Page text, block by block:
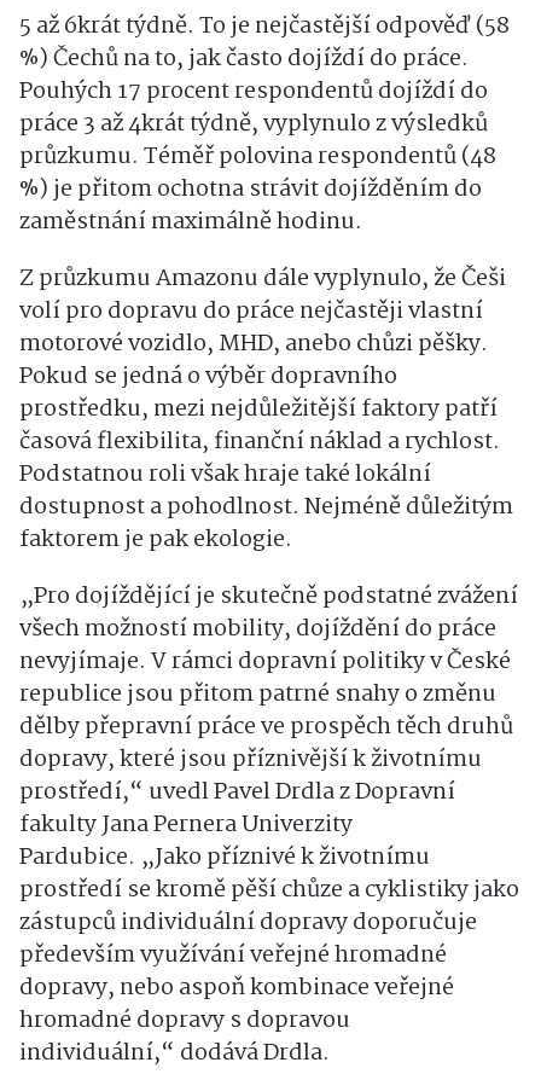
5 až 6krát týdně. To je nejčastější odpověď (58
%) Čechů na to, jak často dojíždí do práce.
Pouhých 17 procent respondentů dojíždí do
práce 3 až 4krát týdně, vyplynulo z výsledků
průzkumu. Téměř polovina respondentů (48
%) je přitom ochotna strávit dojížděním do
zaměstnání maximálně hodinu.
Z průzkumu Amazonu dále vyplynulo, že Češi
volí pro dopravu do práce nejčastěji vlastní
motorové vozidlo, MHD, anebo chůzi pěšky.
Pokud se jedná o výběr dopravního
prostředku, mezi nejdůležitější faktory patří
časová flexibilita, finanční náklad a rychlost.
Podstatnou roli však hraje také lokální
dostupnost a pohodlnost. Nejméně důležitým
faktorem je pak ekologie.
„Pro dojíždějící je skutečně podstatné zvážení
všech možností mobility, dojíždění do práce
nevyjímaje. V rámci dopravní politiky v České
republice jsou přitom patrné snahy o změnu
dělby přepravní práce ve prospěch těch druhů
dopravy, které jsou příznivější k životnímu
prostředí,“ uvedl Pavel Drdla z Dopravní
fakulty Jana Pernera Univerzity
Pardubice. „Jako příznivé k životnímu
prostředí se kromě pěší chůze a cyklistiky jako
zástupců individuální dopravy doporučuje
především využívání veřejné hromadné
dopravy, nebo aspoň kombinace veřejné
hromadné dopravy s dopravou
individuální,“ dodává Drdla.